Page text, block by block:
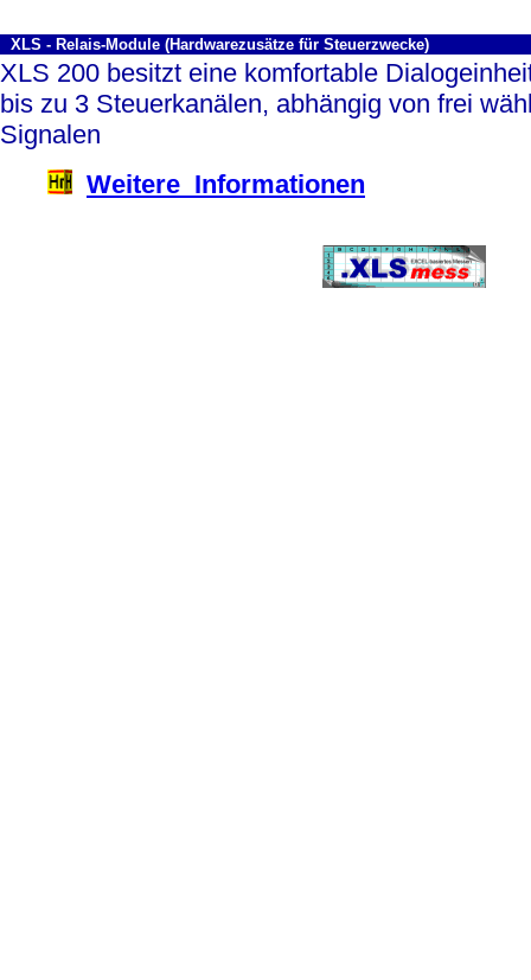
XLS - Relais-Module (Hardwarezusätze für Steuerzwecke)
XLS 200 besitzt eine komfortable
bis zu 3 Steuerkanälen, abhängig von frei
Signalen
Weitere Informationen